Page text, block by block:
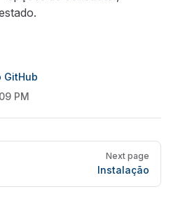
GitHub
PM
Next page
Instalação